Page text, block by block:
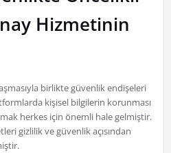
Hizmetinin
birlikte güvenlik endişeleri
kişisel bilgilerin korunması
herkes için önemli hale gelmiştir.
gizlilik ve güvenlik açısından